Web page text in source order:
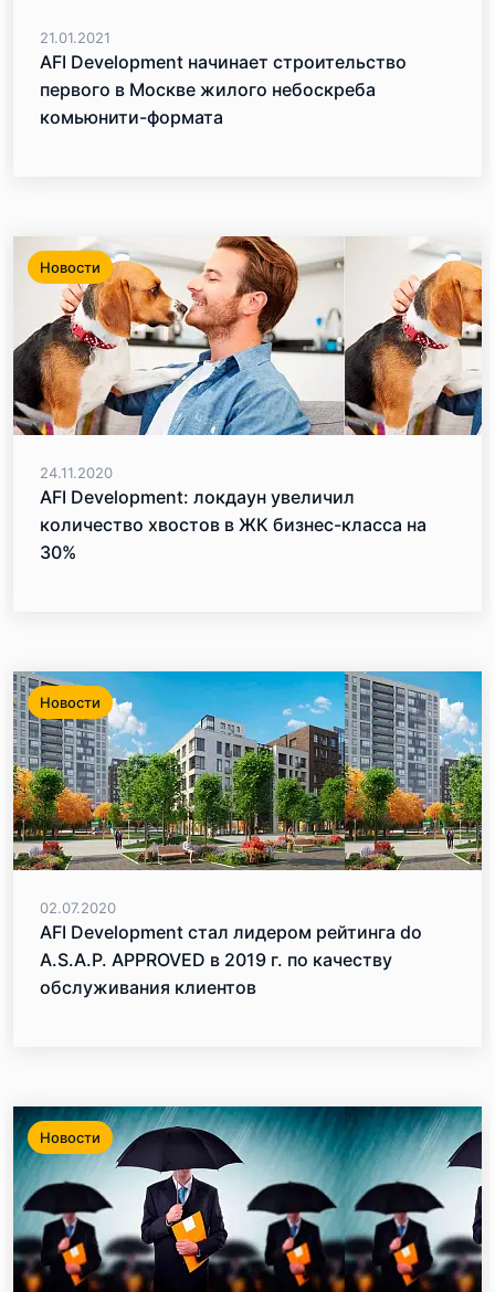
21.01.2021
AFI Development начинает строительство
первого в Москве жилого небоскреба
комьюнити-формата
Новости
24.11.2020
AFI Development: локдаун увеличил
количество хвостов в ЖК бизнес-класса на
30%
Новости
02.07.2020
AFI Development стал лидером рейтинга do
A.S.A.P. APPROVED в 2019 г. по качеству
обслуживания клиентов
Новости